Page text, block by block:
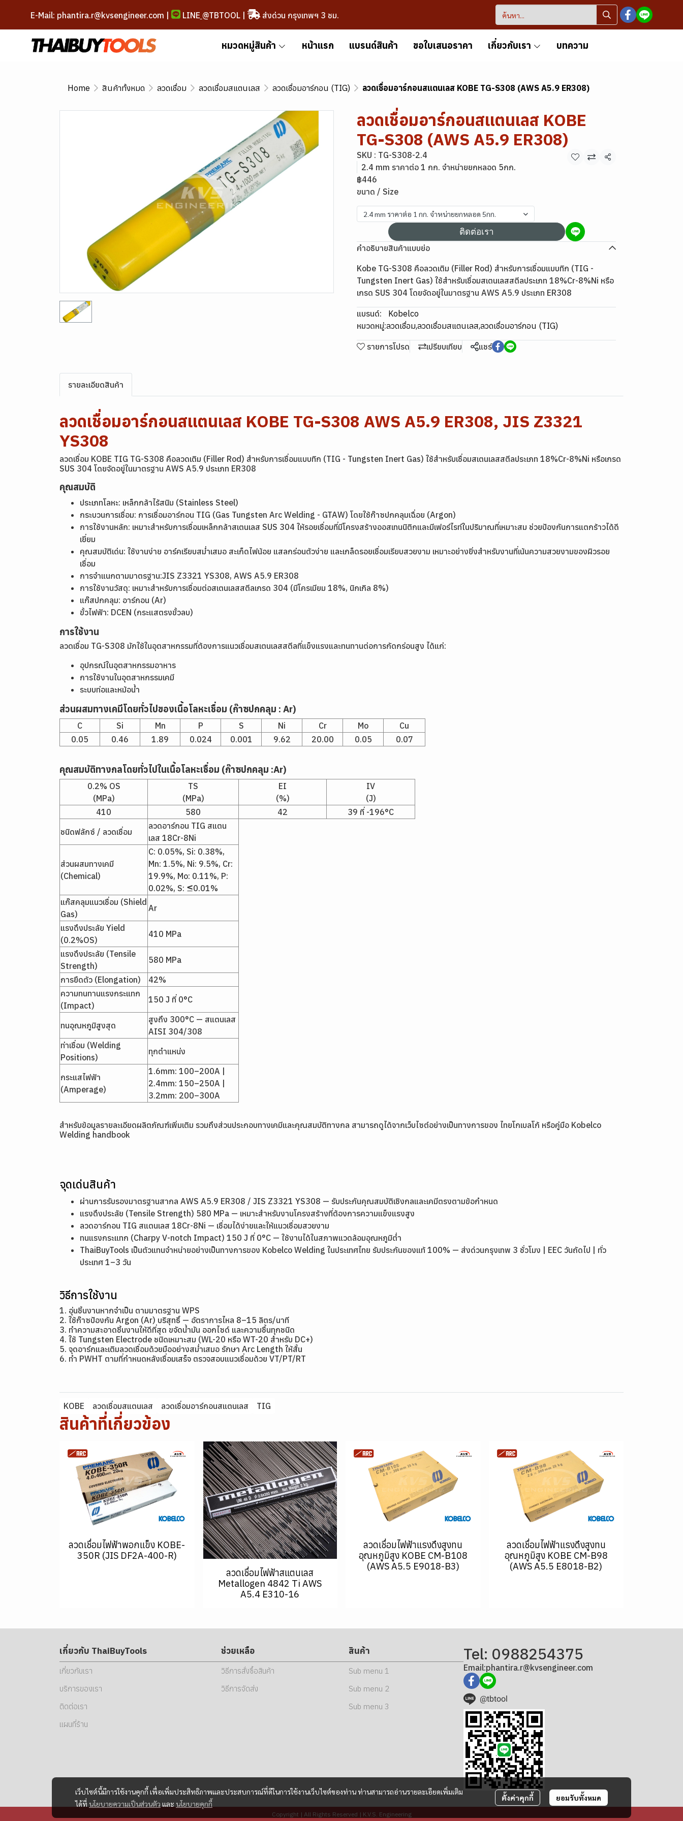
E-Mail: phantira.r@kvsengineer.com | LINE @TBTOOL| ส่งด่วน กรุงเทพฯ 3 ชม.
หมวดหมู่สินค้า หน้าแรก แบรนด์สินค้า ขอใบเสนอราคา เกี่ยวกับเรา บทความ
Home สินค้าทั้งหมด ลวดเชื่อม ลวดเชื่อมสแตนเลส ลวดเชื่อมอาร์กอน (TIG) ลวดเชื่อมอาร์กอนสแตนเลส KOBE TG-S308 (AWS A5.9 ER308)
ลวดเชื่อมอาร์กอนสแตนเลส KOBE
TG-S308 (AWS A5.9 ER308)
SKU : TG-S308-2.4
2.4 mm ราคาต่อ 1 กก. จำหน่ายยกหลอด 5กก.
แชร์
฿446
ขนาด / Size
2.4 mm ราคาต่อ 1 กก. จำหน่ายยกหลอด 5กก.
ติดต่อเรา
คำอธิบายสินค้าแบบย่อ
Kobe TG-S308 คือลวดเติม (Filler Rod) สำหรับการเชื่อมแบบทิก (TIG -
Tungsten Inert Gas) ใช้สำหรับเชื่อมสเตนเลสสตีลประเภท 18%Cr-8%Ni หรือ
เกรด SUS 304 โดยจัดอยู่ในมาตรฐาน AWS A5.9 ประเภท ER308
แบรนด์:
Kobelco
หมวดหมู่:ลวดเชื่อม,ลวดเชื่อมสแตนเลส,ลวดเชื่อมอาร์กอน (TIG)
รายการโปรด เปรียบเทียบ แชร์
รายละเอียดสินค้า
ลวดเชื่อมอาร์กอนสแตนเลส KOBE TG-S308 AWS A5.9 ER308, JIS Z3321
YS308
ลวดเชื่อม KOBE TIG TG-S308 คือลวดเติม (Filler Rod) สำหรับการเชื่อมแบบทิก (TIG - Tungsten Inert Gas) ใช้สำหรับเชื่อมสเตนเลสสตีลประเภท 18%Cr-8%Ni หรือเกรด
SUS 304 โดยจัดอยู่ในมาตรฐาน AWS A5.9 ประเภท ER308
คุณสมบัติ
ประเภทโลหะ: เหล็กกล้าไร้สนิม (Stainless Steel)
กระบวนการเชื่อม: การเชื่อมอาร์กอน TIG (Gas Tungsten Arc Welding - GTAW) โดยใช้ก๊าซปกคลุมเฉื่อย (Argon)
การใช้งานหลัก: เหมาะสำหรับการเชื่อมเหล็กกล้าสเตนเลส SUS 304 ให้รอยเชื่อมที่มีโครงสร้างออสเทนนิติกและมีเฟอร์ไรท์ในปริมาณที่เหมาะสม ช่วยป้องกันการแตกร้าวได้ดี
เยี่ยม
คุณสมบัติเด่น: ใช้งานง่าย อาร์คเรียบสม่ำเสมอ สะเก็ดไฟน้อย แสลกร่อนตัวง่าย และเกล็ดรอยเชื่อมเรียบสวยงาม เหมาะอย่างยิ่งสำหรับงานที่เน้นความสวยงามของผิวรอย
เชื่อม
การจำแนกตามมาตรฐาน:JIS Z3321 YS308, AWS A5.9 ER308
การใช้งานวัสดุ: เหมาะสำหรับการเชื่อมต่อสเตนเลสสตีลเกรด 304 (มีโครเมียม 18%, นิกเกิล 8%)
แก๊สปกคลุม: อาร์กอน (Ar)
ขั้วไฟฟ้า: DCEN (กระแสตรงขั้วลบ)
การใช้งาน
ลวดเชื่อม TG-S308 มักใช้ในอุตสาหกรรมที่ต้องการแนวเชื่อมสเตนเลสสตีลที่แข็งแรงและทนทานต่อการกัดกร่อนสูง ได้แก่:
อุปกรณ์ในอุตสาหกรรมอาหาร
การใช้งานในอุตสาหกรรมเคมี
ระบบท่อและหม้อน้ำ
ส่วนผสมทางเคมีโดยทั่วไปของเนื้อโลหะเชื่อม (ก๊าซปกคลุม : Ar)
C Si Mn P S Ni Cr Mo
Cu
0.05
0.46 1.89 0.024 0.001 9.62 20.00 0.05 0.07
คุณสมบัติทางกลโดยทั่วไปในเนื้อโลหะเชื่อม (ก๊าซปกคลุม :Ar)
0.2% OS
(MPa)
TS
(MPa)
EI
(%)
IV
(J)
410
580 42
39 ที่ -196°C
ชนิดฟลักซ์ / ลวดเชื่อม
ลวดอาร์กอน TIG สแตน
เลส 18Cr-8Ni
ส่วนผสมทางเคมี
(Chemical)
C: 0.05%, Si: 0.38%,
Mn: 1.5%, Ni: 9.5%, Cr:
19.9%, Mo: 0.11%, P:
0.02%, S: ≤0.01%
แก๊สคลุมแนวเชื่อม (Shield
Gas)
Ar
แรงดึงประลัย Yield
(0.2%OS)
410 MPa
แรงดึงประลัย (Tensile
Strength)
580 MPa
การยืดตัว (Elongation)
42%
ความทนทานแรงกระแทก
(Impact)
150 J ที่ 0°C
ทนอุณหภูมิสูงสุด
สูงถึง 300°C — สแตนเลส
AISI 304/308
ท่าเชื่อม (Welding
Positions)
ทุกตำแหน่ง
กระแสไฟฟ้า
(Amperage)
1.6mm: 100–200A |
2.4mm: 150–250A |
3.2mm: 200–300A
สำหรับข้อมูลรายละเอียดผลิตภัณฑ์เพิ่มเติม รวมถึงส่วนประกอบทางเคมีและคุณสมบัติทางกล สามารถดูได้จากเว็บไซต์อย่างเป็นทางการของ ไทยโกเบลโก้ หรือคู่มือ Kobelco
Welding handbook
จุดเด่นสินค้า
ผ่านการรับรองมาตรฐานสากล AWS A5.9 ER308 / JIS Z3321 YS308 — รับประกันคุณสมบัติเชิงกลและเคมีตรงตามข้อกำหนด
แรงดึงประลัย (Tensile Strength) 580 MPa — เหมาะสำหรับงานโครงสร้างที่ต้องการความแข็งแรงสูง
ลวดอาร์กอน TIG สแตนเลส 18Cr-8Ni — เชื่อมได้ง่ายและให้แนวเชื่อมสวยงาม
ทนแรงกระแทก (Charpy V-notch Impact) 150 J ที่ 0°C — ใช้งานได้ในสภาพแวดล้อมอุณหภูมิต่ำ
ThaiBuyTools เป็นตัวแทนจำหน่ายอย่างเป็นทางการของ Kobelco Welding ในประเทศไทย รับประกันของแท้ 100% — ส่งด่วนกรุงเทพ 3 ชั่วโมง | EEC วันถัดไป | ทั่ว
ประเทศ 1–3 วัน
วิธีการใช้งาน
1. อุ่นชิ้นงานหากจำเป็น ตามมาตรฐาน WPS
2. ใช้ก๊าซป้องกัน Argon (Ar) บริสุทธิ์ — อัตราการไหล 8–15 ลิตร/นาที
3. ทำความสะอาดชิ้นงานให้ดีที่สุด ขจัดน้ำมัน ออกไซด์ และความชื้นทุกชนิด
4. ใช้ Tungsten Electrode ชนิดเหมาะสม (WL-20 หรือ WT-20 สำหรับ DC+)
5. จุดอาร์กและเติมลวดเชื่อมด้วยมืออย่างสม่ำเสมอ รักษา Arc Length ให้สั้น
6. ทำ PWHT ตามที่กำหนดหลังเชื่อมเสร็จ ตรวจสอบแนวเชื่อมด้วย VT/PT/RT
KOBE ลวดเชื่อมสแตนเลส ลวดเชื่อมอาร์กอนสแตนเลส TIG
สินค้าที่เกี่ยวข้อง
ลวดเชื่อมไฟฟ้าพอกแข็ง KOBE-
350R (JIS DF2A-400-R)
ลวดเชื่อมไฟฟ้าสแตนเลส
Metallogen 4842 Ti AWS
A5.4 E310-16
ลวดเชื่อมไฟฟ้าแรงดึงสูงทน
อุณหภูมิสูง KOBE CM-B108
(AWS A5.5 E9018-B3)
ลวดเชื่อมไฟฟ้าแรงดึงสูงทน
อุณหภูมิสูง KOBE CM-B98
(AWS A5.5 E8018-B2)
เว็บไซต์นี้มีการใช้งานคุกกี้ เพื่อเพิ่มประสิทธิภาพและประสบการณ์ที่ดีในการใช้งานเว็บไซต์ของท่าน ท่านสามารถอ่านรายละเอียดเพิ่มเติม
ได้ที่ นโยบายความเป็นส่วนตัว และ นโยบายคุกกี้
ตั้งค่าคุกกี้ ยอมรับทั้งหมด
เกี่ยวกับ ThaiBuyTools
เกี่ยวกับเรา
บริการของเรา
ติดต่อเรา
แผนที่ร้าน
ช่วยเหลือ
วิธีการสั่งซื้อสินค้า
วิธีการจัดส่ง
สินค้า
Sub menu 1
Sub menu 2
Sub menu 3
Tel: 0988254375
Email:phantira.r@kvsengineer.com
@tbtool
Copyright | All Rights Reserved | K.V.S. Engineering